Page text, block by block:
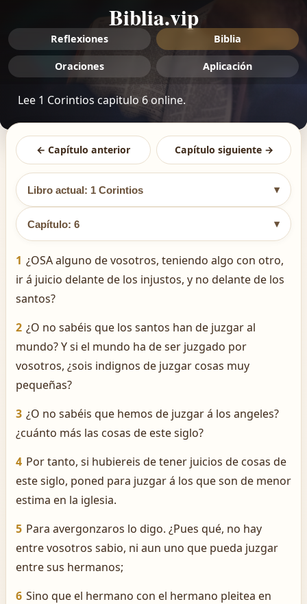
Biblia.vip
Reflexiones Biblia
Oraciones Aplicación
Lee 1 Corintios capitulo 6 online.
← Capítulo anterior Capítulo siguiente →
Libro actual: 1 Corintios ▾
Capítulo: 6 ▾
1 ¿OSA alguno de vosotros, teniendo algo con otro,
ir á juicio delante de los injustos, y no delante de los
santos?
2 ¿O no sabéis que los santos han de juzgar al
mundo? Y si el mundo ha de ser juzgado por
vosotros, ¿sois indignos de juzgar cosas muy
pequeñas?
3 ¿O no sabéis que hemos de juzgar á los angeles?
¿cuánto más las cosas de este siglo?
4 Por tanto, si hubiereis de tener juicios de cosas de
este siglo, poned para juzgar á los que son de menor
estima en la iglesia.
5 Para avergonzaros lo digo. ¿Pues qué, no hay
entre vosotros sabio, ni aun uno que pueda juzgar
entre sus hermanos;
6 Sino que el hermano con el hermano pleitea en